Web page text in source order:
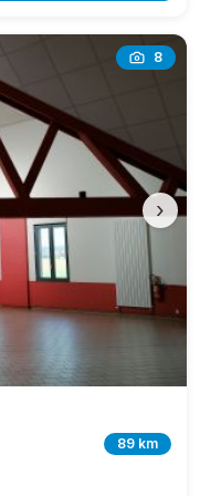
8
›
89 km